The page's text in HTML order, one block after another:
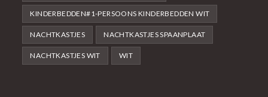
KINDERBEDDEN#1-PERSOONS KINDERBEDDEN WIT
NACHTKASTJES NACHTKASTJES SPAANPLAAT
NACHTKASTJES WIT WIT